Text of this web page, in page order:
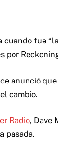
cuando fue
por
anunció
cambio.
Radio, Dave
pasada.